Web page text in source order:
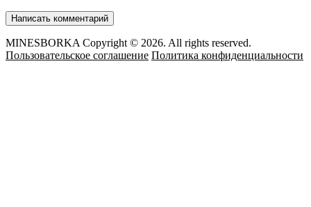
MINESBORKA Copyright © 2026. All rights reserved.
Пользовательское соглашение Политика конфиденциальности